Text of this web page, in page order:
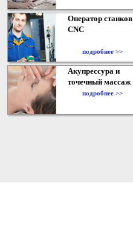
Оператор станков
CNC
подробнее >>
Акупрессура и
точечный массаж
подробнее >>